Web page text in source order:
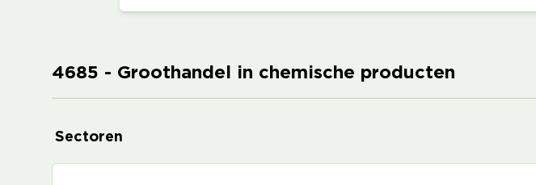
4685 - Groothandel in chemische producten
Sectoren